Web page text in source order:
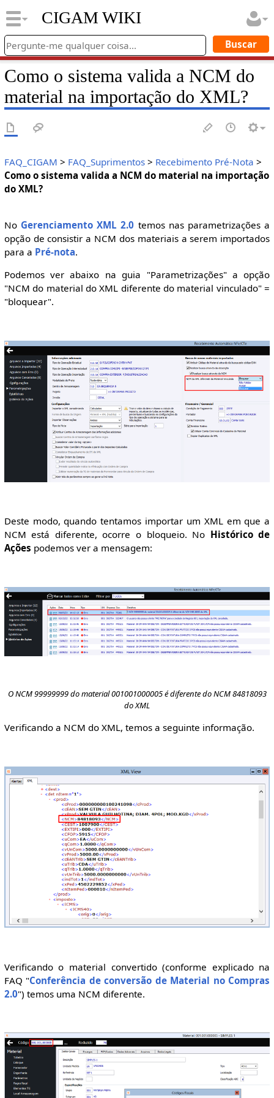
CIGAM WIKI
Como o sistema valida a NCM do
material na importação do XML?
FAQ_CIGAM > FAQ_Suprimentos> Recebimento Pré-Nota >
Como o sistema valida a NCM do material na importação
do XML?
No Gerenciamento XML 2.0 temos nas parametrizações a
opção de consistir a NCM dos materiais a serem importados
para a Pré-nota.
Podemos ver abaixo na guia "Parametrizações" a opção
"NCM do material do XML diferente do material vinculado" =
"bloquear".
Deste modo, quando tentamos importar um XML em que a
NCM está diferente, ocorre o bloqueio. No Histórico de
Ações podemos ver a mensagem:
O NCM 99999999 do material 001001000005 é diferente do NCM 84818093
do XML
Verificando a NCM do XML, temos a seguinte informação.
Verificando o material convertido (conforme explicado na
FAQ "Conferência de conversão de Material no Compras
2.0") temos uma NCM diferente.